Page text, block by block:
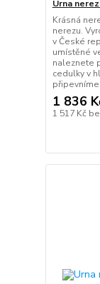
Urna
Krásná
nerezu.
v České
umístěné
naleznete
cedulky v
1 836
1 517 Kč